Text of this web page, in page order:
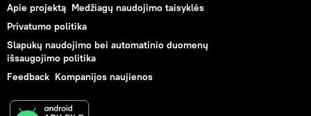
Apie projektą Medžiagų naudojimo taisyklės
Privatumo politika
Slapukų naudojimo bei automatinio duomenų
išsaugojimo politika
Feedback Kompanijos naujienos